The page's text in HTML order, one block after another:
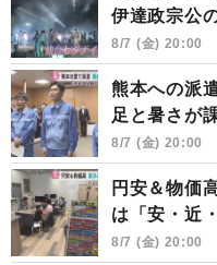
伊達政宗公
8/7 (金) 20:00
熊本への派
足と暑さが
8/7 (金) 20:00
円安＆物価
は「安・近
8/7 (金) 20:00